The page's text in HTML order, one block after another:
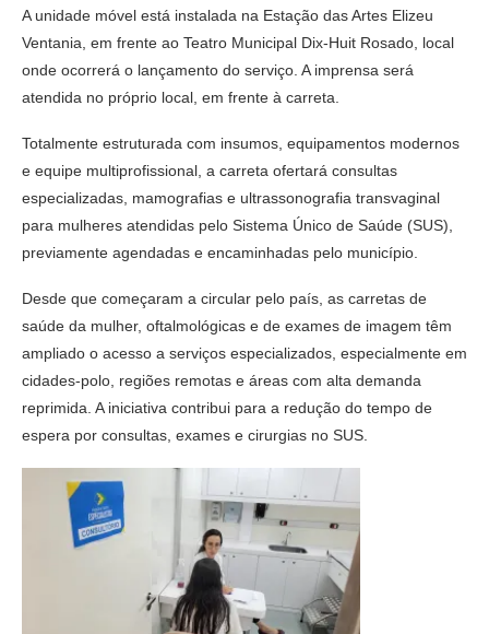
A unidade móvel está instalada na Estação das Artes Elizeu
Ventania , em frente ao Teatro Municipal Dix-Huit Rosado , local
onde ocorrerá o lançamento do serviço. A imprensa será
atendida no próprio local, em frente à carreta.
Totalmente estruturada com insumos, equipamentos modernos
e equipe multiprofissional, a carreta ofertará consultas
especializadas, mamografias e ultrassonografia transvaginal
para mulheres atendidas pelo Sistema Único de Saúde (SUS),
previamente agendadas e encaminhadas pelo município.
Desde que começaram a circular pelo país, as carretas de
saúde da mulher, oftalmológicas e de exames de imagem têm
ampliado o acesso a serviços especializados, especialmente em
cidades-polo, regiões remotas e áreas com alta demanda
reprimida. A iniciativa contribui para a redução do tempo de
espera por consultas, exames e cirurgias no SUS.